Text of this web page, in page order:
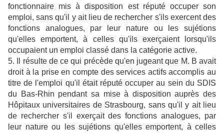
fonctionnaire mis à disposition est réputé occuper son
emploi, sans qu'il y ait lieu de rechercher s'ils exercent des
fonctions analogues, par leur nature ou les sujétions
qu'elles emportent, à celles qu'ils exerçaient lorsqu'ils
occupaient un emploi classé dans la catégorie active.
5. Il résulte de ce qui précède qu'en jugeant que M. B avait
droit à la prise en compte des services actifs accomplis au
titre de l'emploi qu'il était réputé occuper au sein du SDIS
du Bas-Rhin pendant sa mise à disposition auprès des
Hôpitaux universitaires de Strasbourg, sans qu'il y ait lieu
de rechercher s'il exerçait des fonctions analogues, par
leur nature ou les sujétions qu'elles emportent, à celles